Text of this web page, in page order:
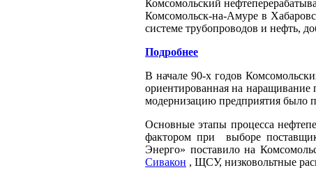
Комсомольский
Комсомольск-на-Амуре в
системе трубопроводов и нефть,
Подробнее
В начале 90-х годов
ориентированная на
модернизацию предприятия было
Основные этапы процесса
фактором при выборе
Энерго» поставило на
Сивакон , ЩСУ, низковольтные